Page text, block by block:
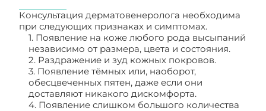
Консультация дерматовенеролога необходима
при следующих признаках и симптомах.
1. Появление на коже любого рода высыпаний
независимо от размера, цвета и состояния.
2. Раздражение и зуд кожных покровов.
3. Появление тёмных или, наоборот,
обесцвеченных пятен, даже если они
доставляют никакого дискомфорта.
4. Появление слишком большого количества